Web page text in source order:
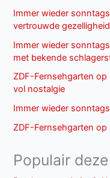
Immer wieder
vertrouwde gezelligheid
Immer wieder
met bekende
ZDF-Fernsehgarten op
vol nostalgie
Immer wieder
ZDF-Fernsehgarten op
Populair